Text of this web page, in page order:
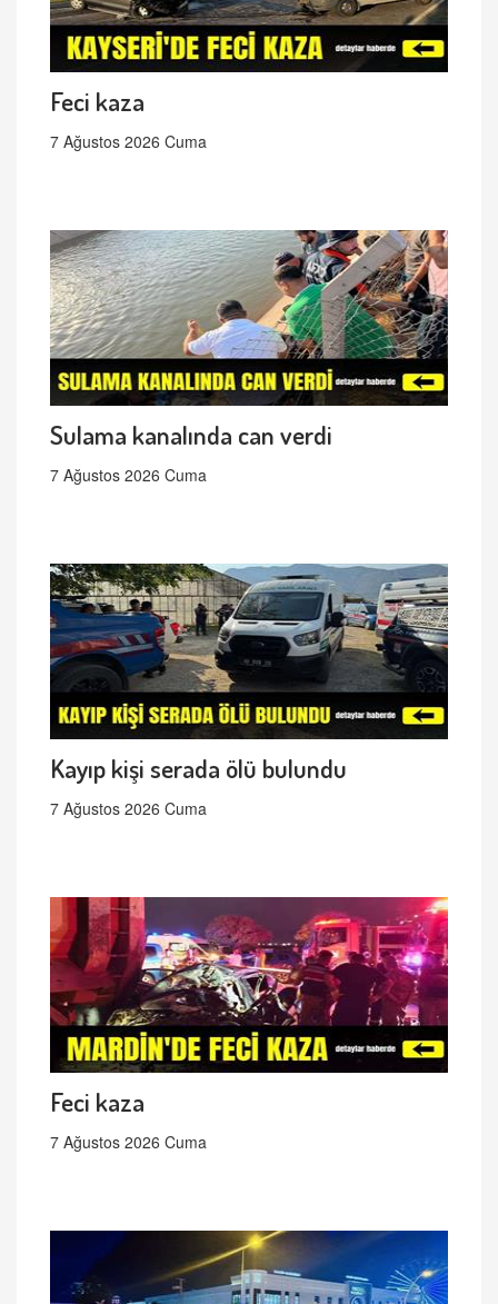
Feci kaza
7 Ağustos 2026 Cuma
Sulama kanalında can verdi
7 Ağustos 2026 Cuma
Kayıp kişi serada ölü bulundu
7 Ağustos 2026 Cuma
Feci kaza
7 Ağustos 2026 Cuma